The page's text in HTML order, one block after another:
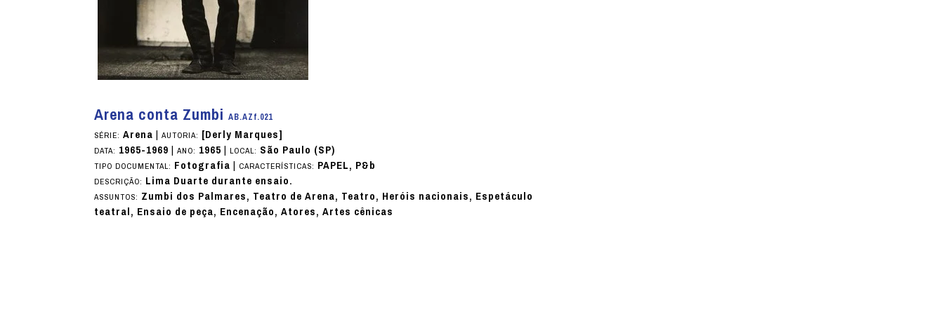
Arena conta ZumbiAB.AZf.021
SÉRIE:Arena|AUTORIA: [Derly Marques]
DATA: 1965-1969|ANO: 1965|LOCAL: São Paulo (SP)
TIPO DOCUMENTAL: Fotografia| CARACTERÍSTICAS: PAPEL, P&b
DESCRIÇÃO: Lima Duarte durante ensaio.
ASSUNTOS: Zumbi dos Palmares, Teatro de Arena, Teatro, Heróis nacionais, Espetáculo
teatral, Ensaio de peça, Encenação, Atores, Artes cênicas